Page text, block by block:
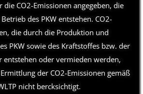
die CO2-Emissionen angegeben, die
des PKW entstehen. CO2-
die durch die Produktion und
PKW sowie des Kraftstoffes bzw. der
entstehen oder vermieden werden,
der CO2-Emissionen gemäß
nicht bercksichtigt.